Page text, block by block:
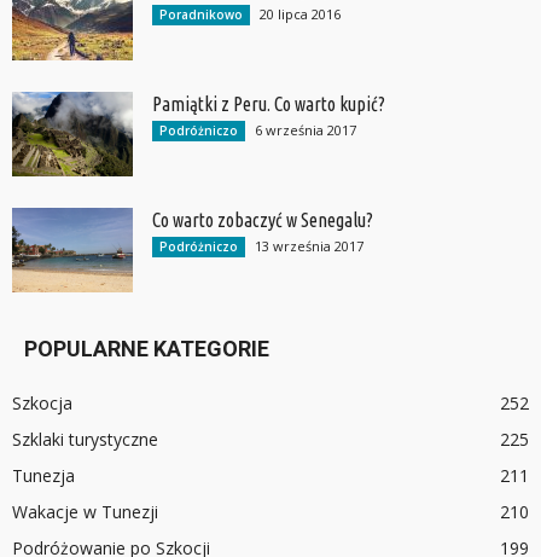
Poradnikowo 20 lipca 2016
Pamiątki z Peru. Co warto kupić?
Podróżniczo 6 września 2017
Co warto zobaczyć w Senegalu?
Podróżniczo 13 września 2017
POPULARNE KATEGORIE
Szkocja
252
Szklaki turystyczne
225
Tunezja
211
Wakacje w Tunezji
210
Podróżowanie po Szkocji
199